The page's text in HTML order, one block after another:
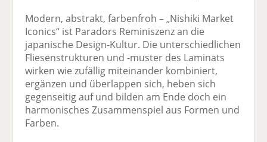
Modern, abstrakt, farbenfroh – „Nishiki Market
Iconics“ ist Paradors Reminiszenz an die
japanische Design-Kultur. Die unterschiedlichen
Fliesenstrukturen und -muster des Laminats
wirken wie zufällig miteinander kombiniert,
ergänzen und überlappen sich, heben sich
gegenseitig auf und bilden am Ende doch ein
harmonisches Zusammenspiel aus Formen und
Farben.